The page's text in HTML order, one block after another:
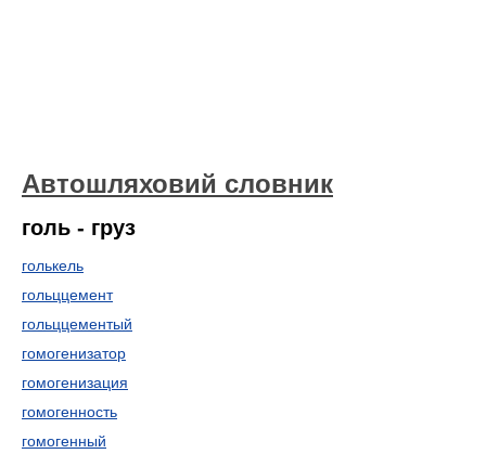
Автошляховий словник
голь - груз
голькель
гольццемент
гольццементый
гомогенизатор
гомогенизация
гомогенность
гомогенный